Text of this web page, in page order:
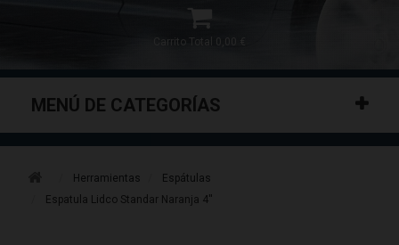
Carrito Total 0,00 €
MENÚ DE CATEGORÍAS
Herramientas
Espátulas
Espatula Lidco Standar Naranja 4''